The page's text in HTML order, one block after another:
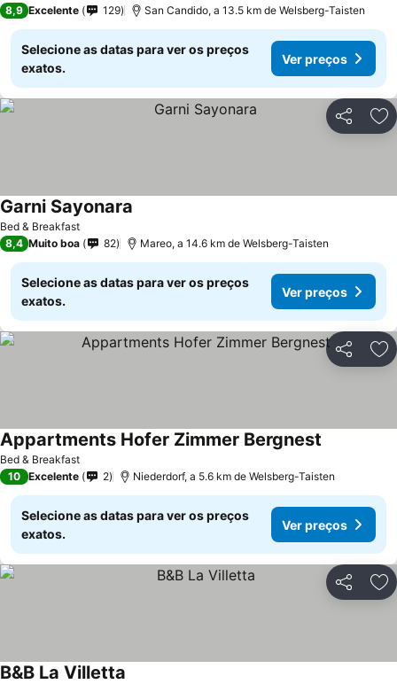
8,9 Excelente 129 San Candido, a 13.5 km de Welsberg-Taisten
Selecione as datas para ver os preços
exatos.
Ver preços
Partilhar
Bed & Breakfast
Garni Sayonara
8,4 Muito boa 82 Mareo, a 14.6 km de Welsberg-Taisten
Selecione as datas para ver os preços
exatos.
Ver preços
Partilhar
Bed & Breakfast
Appartments Hofer Zimmer Bergnest
10 Excelente 2 Niederdorf, a 5.6 km de Welsberg-Taisten
Selecione as datas para ver os preços
exatos.
Ver preços
Partilhar
B&B La Villetta